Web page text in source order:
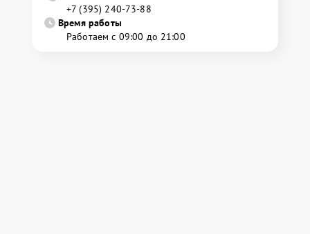
+7 (395) 240-73-88
Время работы
Работаем с 09:00 до 21:00